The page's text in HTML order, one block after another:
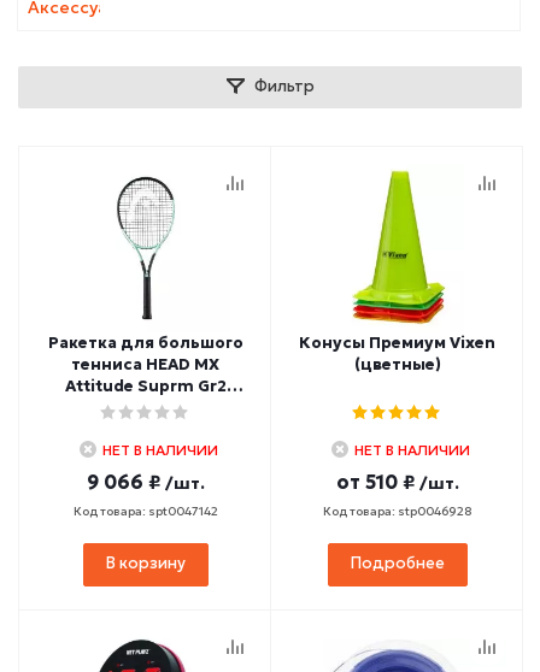
Фильтр
Ракетка для большого
тенниса HEAD MX
Attitude Suprm Gr2
(мятно-черный)
НЕТ В НАЛИЧИИ
9 066 ₽ /шт.
Код товара: spt0047142
В корзину
Конусы Премиум Vixen
(цветные)
НЕТ В НАЛИЧИИ
от 510 ₽ /шт.
Код товара: stp0046928
Подробнее